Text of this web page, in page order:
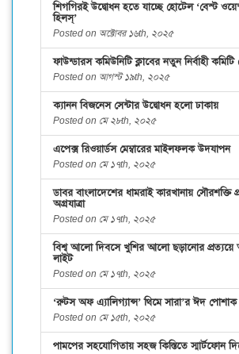
শিগগিরই উদ্বোধন হতে যাচ্ছে হোটেল ‘বেস্ট
হিলস্’
Posted on অক্টোবর ১৬th, ২০২৫
ফাউন্ডারস কমিউনিটি ক্লাবের নতুন নির্বাহী কমিটি
Posted on আগস্ট ১৯th, ২০২৫
ক্যানন বিজনেস সেন্টার উদ্বোধন হলো ঢাকায়
Posted on মে ২৮th, ২০২৫
এপেক্স রিওয়ার্ডস মেম্বারের মাইলফলক উদযাপন
Posted on মে ১৭th, ২০২৫
ডাবর বাংলাদেশের ধামরাই কারখানায় সৌরশক্তি
অগ্রযাত্রা
Posted on মে ১৭th, ২০২৫
বিশ্ব আলো দিবসে খুশির আলো ছড়ানোর
লাইট
Posted on মে ১৭th, ২০২৫
‘রুটস অফ এ্যালিগ্যান্স’ থিমে সারা’র ঈদ পোশাক
Posted on মে ১৫th, ২০২৫
পামপের সহযোগিতায় সহজ কিস্তিতে স্মার্টফোন